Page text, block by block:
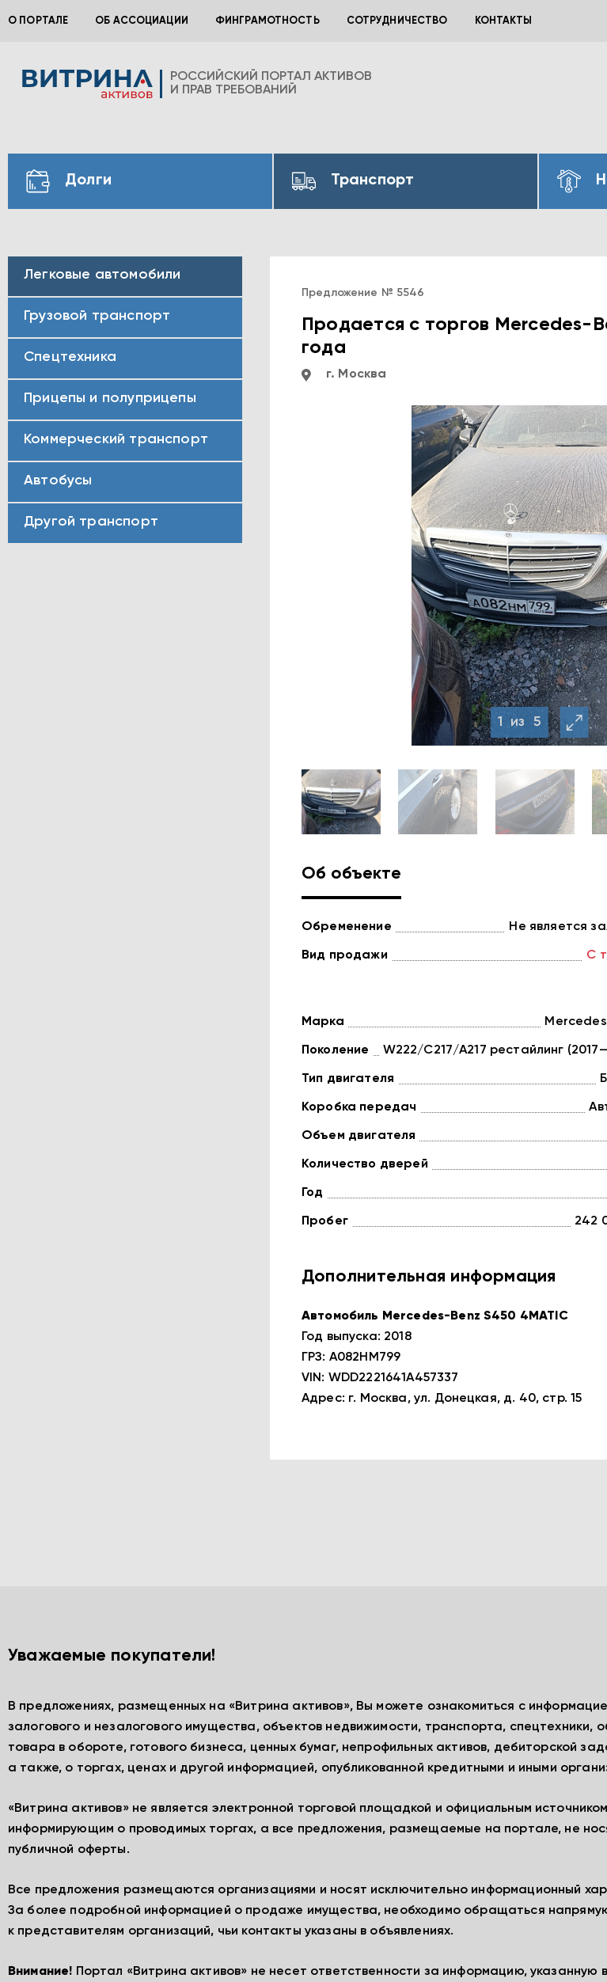
О ПОРТАЛЕ ОБ АССОЦИАЦИИ ФИНГРАМОТНОСТЬ СОТРУДНИЧЕСТВО КОНТАКТЫ
РОССИЙСКИЙ ПОРТАЛ АКТИВОВ
И ПРАВ ТРЕБОВАНИЙ
Долги Транспорт
Легковые автомобили
Грузовой транспорт
Спецтехника
Прицепы и полуприцепы
Коммерческий транспорт
Автобусы
Другой транспорт
Предложение № 5546
Продается с торгов Mercedes-
года
г. Москва
1 из5
Об объекте
Обременение Не является
Вид продажи С
Марка
Поколение W222/C217/A217 рестайлинг
Тип двигателя
Коробка передач
Объем двигателя
Количество дверей
Год
Пробег 242
Дополнительная информация
Автомобиль Mercedes-Benz S450 4MATIC
Год выпуска: 2018
ГРЗ: А082НМ799
VIN: WDD2221641A457337
Адрес: г. Москва, ул. Донецкая, д. 40, стр. 15
Уважаемые покупатели!
В предложениях, размещенных на «Витрина активов», Вы можете ознакомиться с
залогового и незалогового имущества, объектов недвижимости, транспорта, спецтехники,
товара в обороте, готового бизнеса, ценных бумаг, непрофильных активов, дебиторской
а также, о торгах, ценах и другой информацией, опубликованной кредитными и иными
«Витрина активов» не является электронной торговой площадкой и официальным
информирующим о проводимых торгах, а все предложения, размещаемые на портале, не
публичной оферты.
Все предложения размещаются организациями и носят исключительно информационный
За более подробной информацией о продаже имущества, необходимо обращаться
к представителям организаций, чьи контакты указаны в объявлениях.
Внимание! Портал «Витрина активов» не несет ответственности за информацию, указанную